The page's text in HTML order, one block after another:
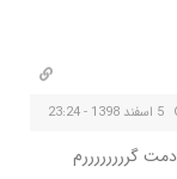
گررررررررم